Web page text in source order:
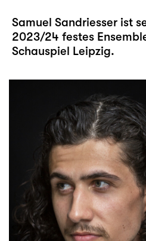
Samuel Sandriesser ist
2023/24 festes
Schauspiel Leipzig.